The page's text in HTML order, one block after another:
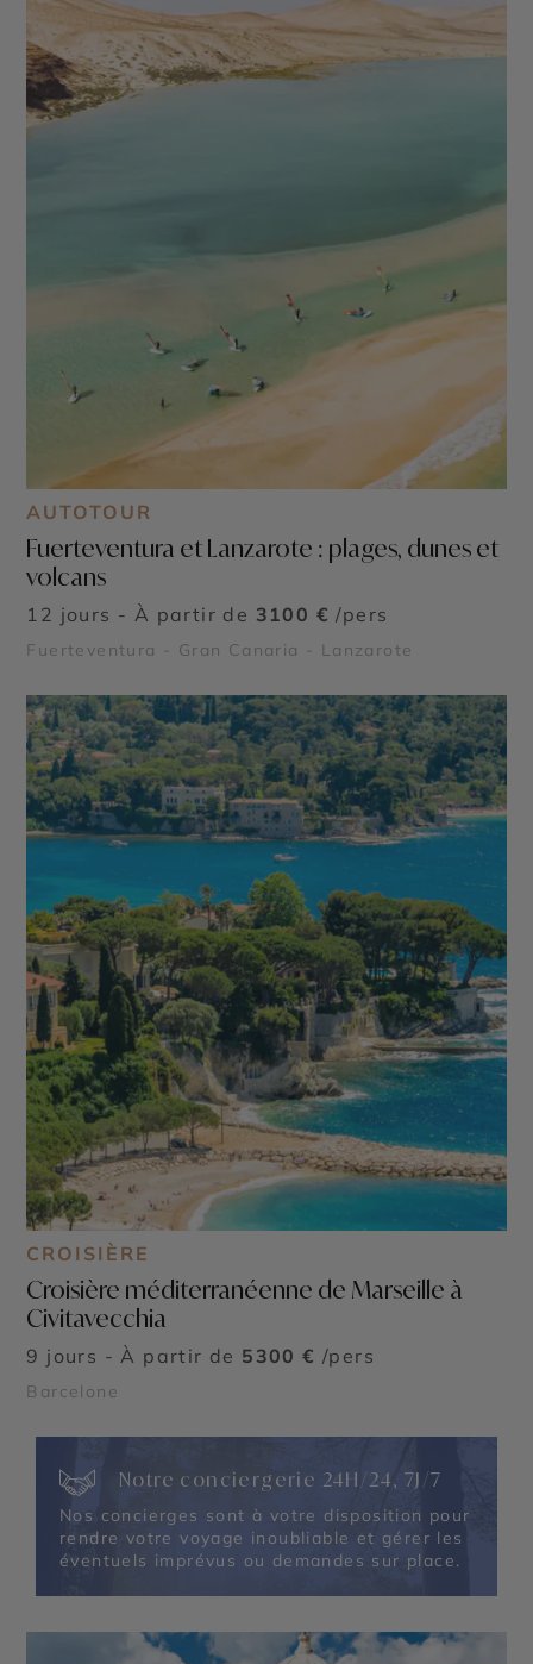
AUTOTOUR
Fuerteventura et Lanzarote : plages, dunes et
volcans
12 jours - À partir de 3100 € /pers
Fuerteventura - Gran Canaria - Lanzarote
CROISIÈRE
Croisière méditerranéenne de Marseille à
Civitavecchia
9 jours - À partir de 5300 € /pers
Barcelone
Notre conciergerie 24H/24, 7J/7
Nos concierges sont à votre disposition pour
rendre votre voyage inoubliable et gérer les
éventuels imprévus ou demandes sur place.